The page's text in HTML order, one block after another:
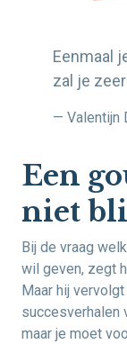
Eenmaal
zal je
— Valentijn
Een
niet
Bij de vraag
wil geven, zegt
Maar hij
succesverhalen
maar je moet